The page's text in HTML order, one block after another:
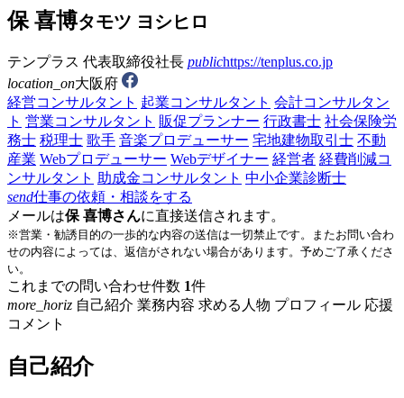
保 喜博タモツ ヨシヒロ
テンプラス 代表取締役社長 publichttps://tenplus.co.jp
location_on大阪府
経営コンサルタント 起業コンサルタント 会計コンサルタン
ト 営業コンサルタント 販促プランナー 行政書士 社会保険労
務士 税理士 歌手 音楽プロデューサー 宅地建物取引士 不動
産業 Webプロデューサー Webデザイナー 経営者 経費削減コ
ンサルタント 助成金コンサルタント 中小企業診断士
send仕事の依頼・相談をする
メールは保 喜博さんに直接送信されます。
※営業・勧誘目的の一歩的な内容の送信は一切禁止です。またお問い合わ
せの内容によっては、返信がされない場合があります。予めご了承くださ
い。
これまでの問い合わせ件数 1件
more_horiz 自己紹介 業務内容 求める人物 プロフィール 応援
コメント
自己紹介